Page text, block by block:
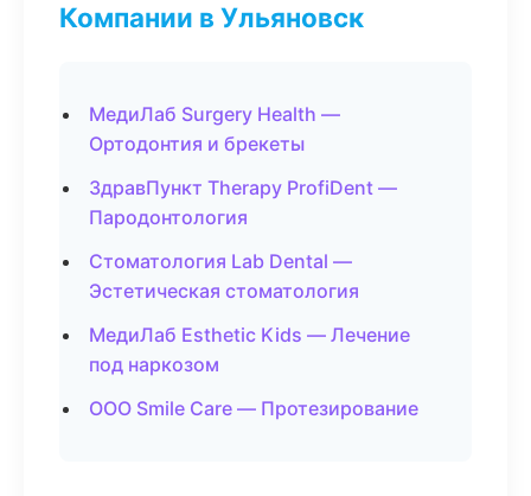
Компании в Ульяновск
МедиЛаб Surgery Health —
Ортодонтия и брекеты
ЗдравПункт Therapy ProfiDent —
Пародонтология
Стоматология Lab Dental —
Эстетическая стоматология
МедиЛаб Esthetic Kids — Лечение
под наркозом
ООО Smile Care — Протезирование